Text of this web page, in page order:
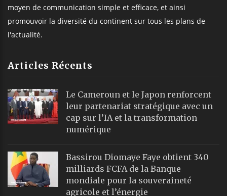
moyen de communication simple et efficace, et ainsi
promouvoir la diversité du continent sur tous les plans de
l'actualité.
Articles Récents
Le Cameroun et le Japon renforcent
leur partenariat stratégique avec un
cap sur l’IA et la transformation
numérique
Bassirou Diomaye Faye obtient 340
milliards FCFA de la Banque
mondiale pour la souveraineté
agricole et l’énergie